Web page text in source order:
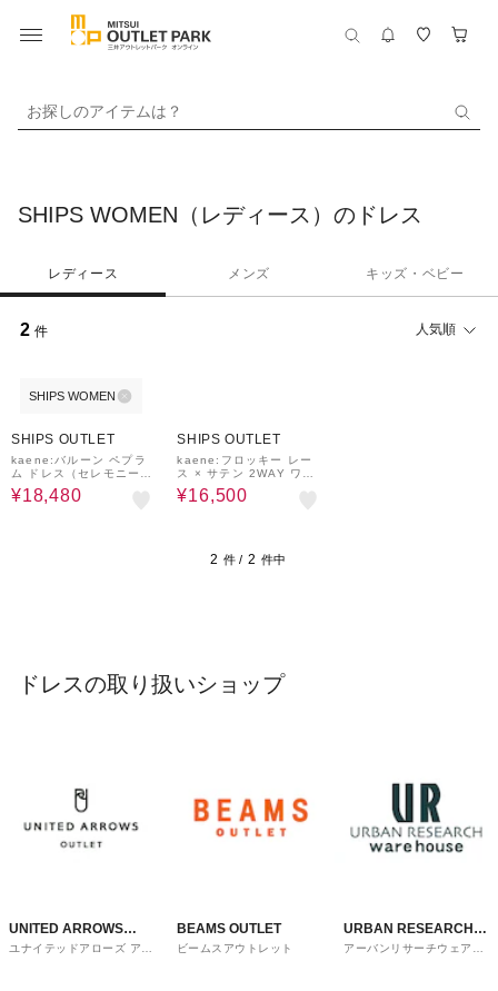
お探しのアイテムは？
SHIPS WOMEN（レディース）のドレス
レディース メンズ キッズ・ベビー
2 件 人気順
SHIPS WOMEN
SHIPS OUTLET
kaene:バルーン ペプラ
ム ドレス（セレモニー対
応可）
¥18,480
SHIPS OUTLET
kaene:フロッキー レー
ス × サテン 2WAY ワン
ピース（セレモニー対応
可）
¥16,500
2 件 / 2 件中
ドレスの取り扱いショップ
UNITED ARROWS
OUTLET
ユナイテッドアローズ アウ
BEAMS OUTLET
ビームスアウトレット
URBAN RESEARCH
ware house
アーバンリサーチウェアハ